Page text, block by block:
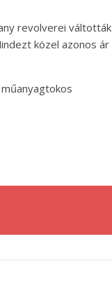
revolverei váltották
közel azonos ár